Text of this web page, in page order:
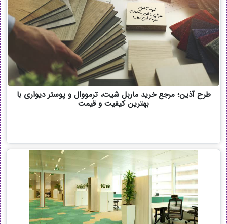
طرح آذین؛ مرجع خرید ماربل شیت، ترمووال و پوستر دیواری با
بهترین کیفیت و قیمت